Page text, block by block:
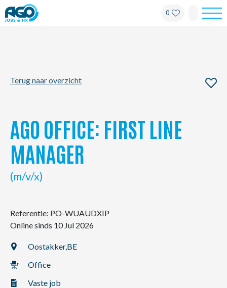
0
Kantoren
My AGO
NL FR EN
Terug naar overzicht
AGO OFFICE: FIRST LINE
MANAGER
(m/v/x)
Referentie: PO-WUAUDXIP
Online sinds 10 Jul 2026
Oostakker,BE
Office
Vaste job